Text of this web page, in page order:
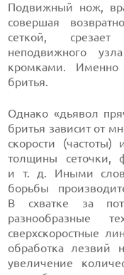
Подвижный нож,
совершая
сеткой,
неподвижного
кромками. Именно
бритья.
Однако «дьявол
бритья зависит от
скорости (частоты)
толщины сеточки,
и т. д. Иными
борьбы
В схватке за
разнообразные
сверхскоростные
обработка лезвий
увеличение